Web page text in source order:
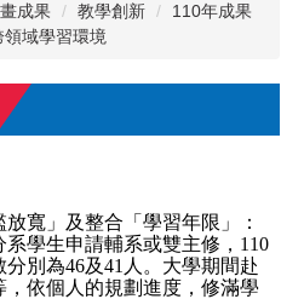
成果 教學創新
110年成果
領域學習環境
寬」及整合「學習年限」：
學生申請輔系或雙主修，110
別為46及41人。大學期間赴
依個人的規劃進度，修滿學